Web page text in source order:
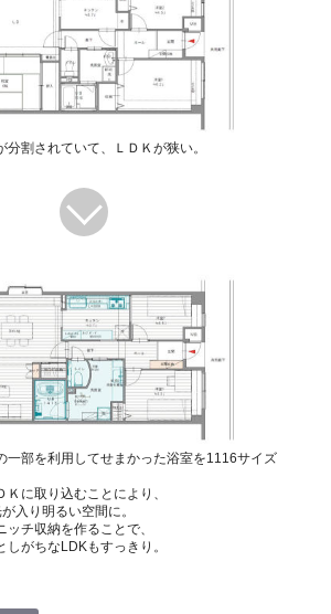
分割されていて、ＬＤＫが狭い。
一部を利用してせまかった浴室を1116サイズ
Ｋに取り込むことにより、
入り明るい空間に。
ッチ収納を作ることで、
がちなLDKもすっきり。